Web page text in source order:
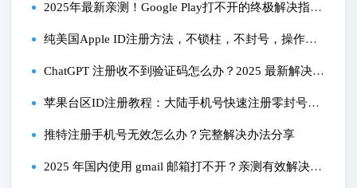
班机事件
2025年最新亲测！Google Play打不开的终极解决指
南，从闪退到下载全流程搞定
纯美国Apple ID注册方法，不锁柱，不封号，操作简
单，海外苹果id怎么注册，港区/日区苹果ID教程，ap
ple id美区国家，facebook，shadow
ChatGPT 注册收不到验证码怎么办？2025 最新解决教
程看这里？
苹果台区ID注册教程：大陆手机号快速注册零封号指
南
推特注册手机号无效怎么办？完整解决办法分享
2025 年国内使用 gmail 邮箱打不开？亲测有效解决方